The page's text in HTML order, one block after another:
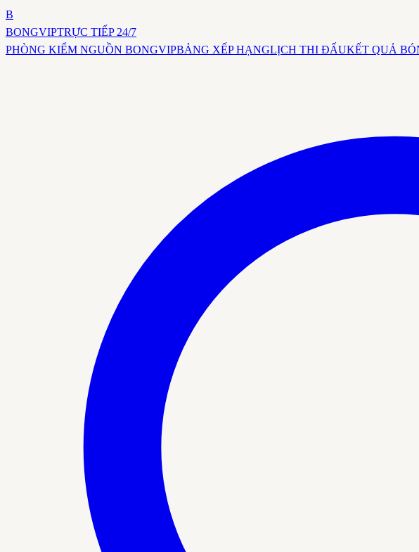
B
BONGVIPTRỰC TIẾP 24/7
PHÒNG KIỂM NGUỒN BONGVIPBẢNG XẾP HẠNGLỊCH THI ĐẤUKẾT QUẢ